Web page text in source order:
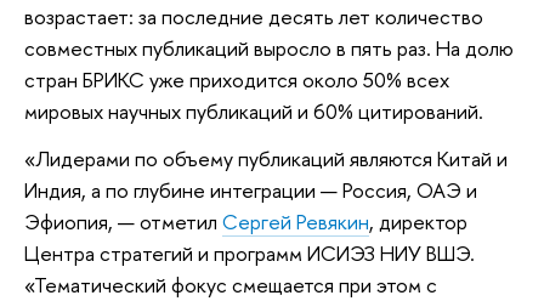
возрастает: за последние десять лет количество
совместных публикаций выросло в пять раз. На долю
стран БРИКС уже приходится около 50% всех
мировых научных публикаций и 60% цитирований.
«Лидерами по объему публикаций являются Китай и
Индия, а по глубине интеграции — Россия, ОАЭ и
Эфиопия, — отметил Сергей Ревякин, директор
Центра стратегий и программ ИСИЭЗ НИУ ВШЭ.
«Тематический фокус смещается при этом с